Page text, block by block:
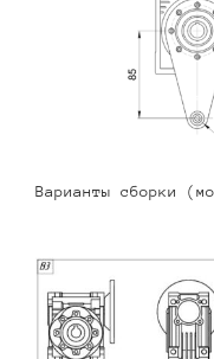
Варианты сборки